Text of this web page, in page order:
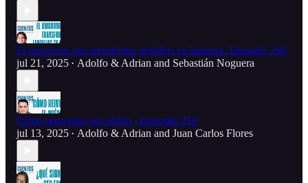
El unicornio que transforma ladrillos en liquidez. Episodio 260
jul 21, 2025 • Adolfo & Adrian and Sebastián Noguera
Cómo reinventar el crédito - Episodio 259
jul 13, 2025 • Adolfo & Adrian and Juan Carlos Flores